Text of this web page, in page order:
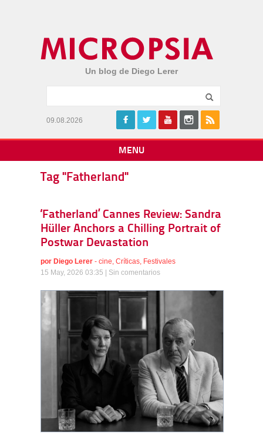
Un blog de Diego Lerer
09.08.2026
MENU
Tag "Fatherland"
‘Fatherland’ Cannes Review: Sandra
Hüller Anchors a Chilling Portrait of
Postwar Devastation
por Diego Lerer - cine, Críticas, Festivales
15 May, 2026 03:35 | Sin comentarios